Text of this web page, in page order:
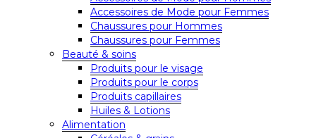
Accessoires de Mode pour Femmes
Chaussures pour Hommes
Chaussures pour Femmes
Beauté & soins
Produits pour le visage
Produits pour le corps
Produits capillaires
Huiles & Lotions
Alimentation